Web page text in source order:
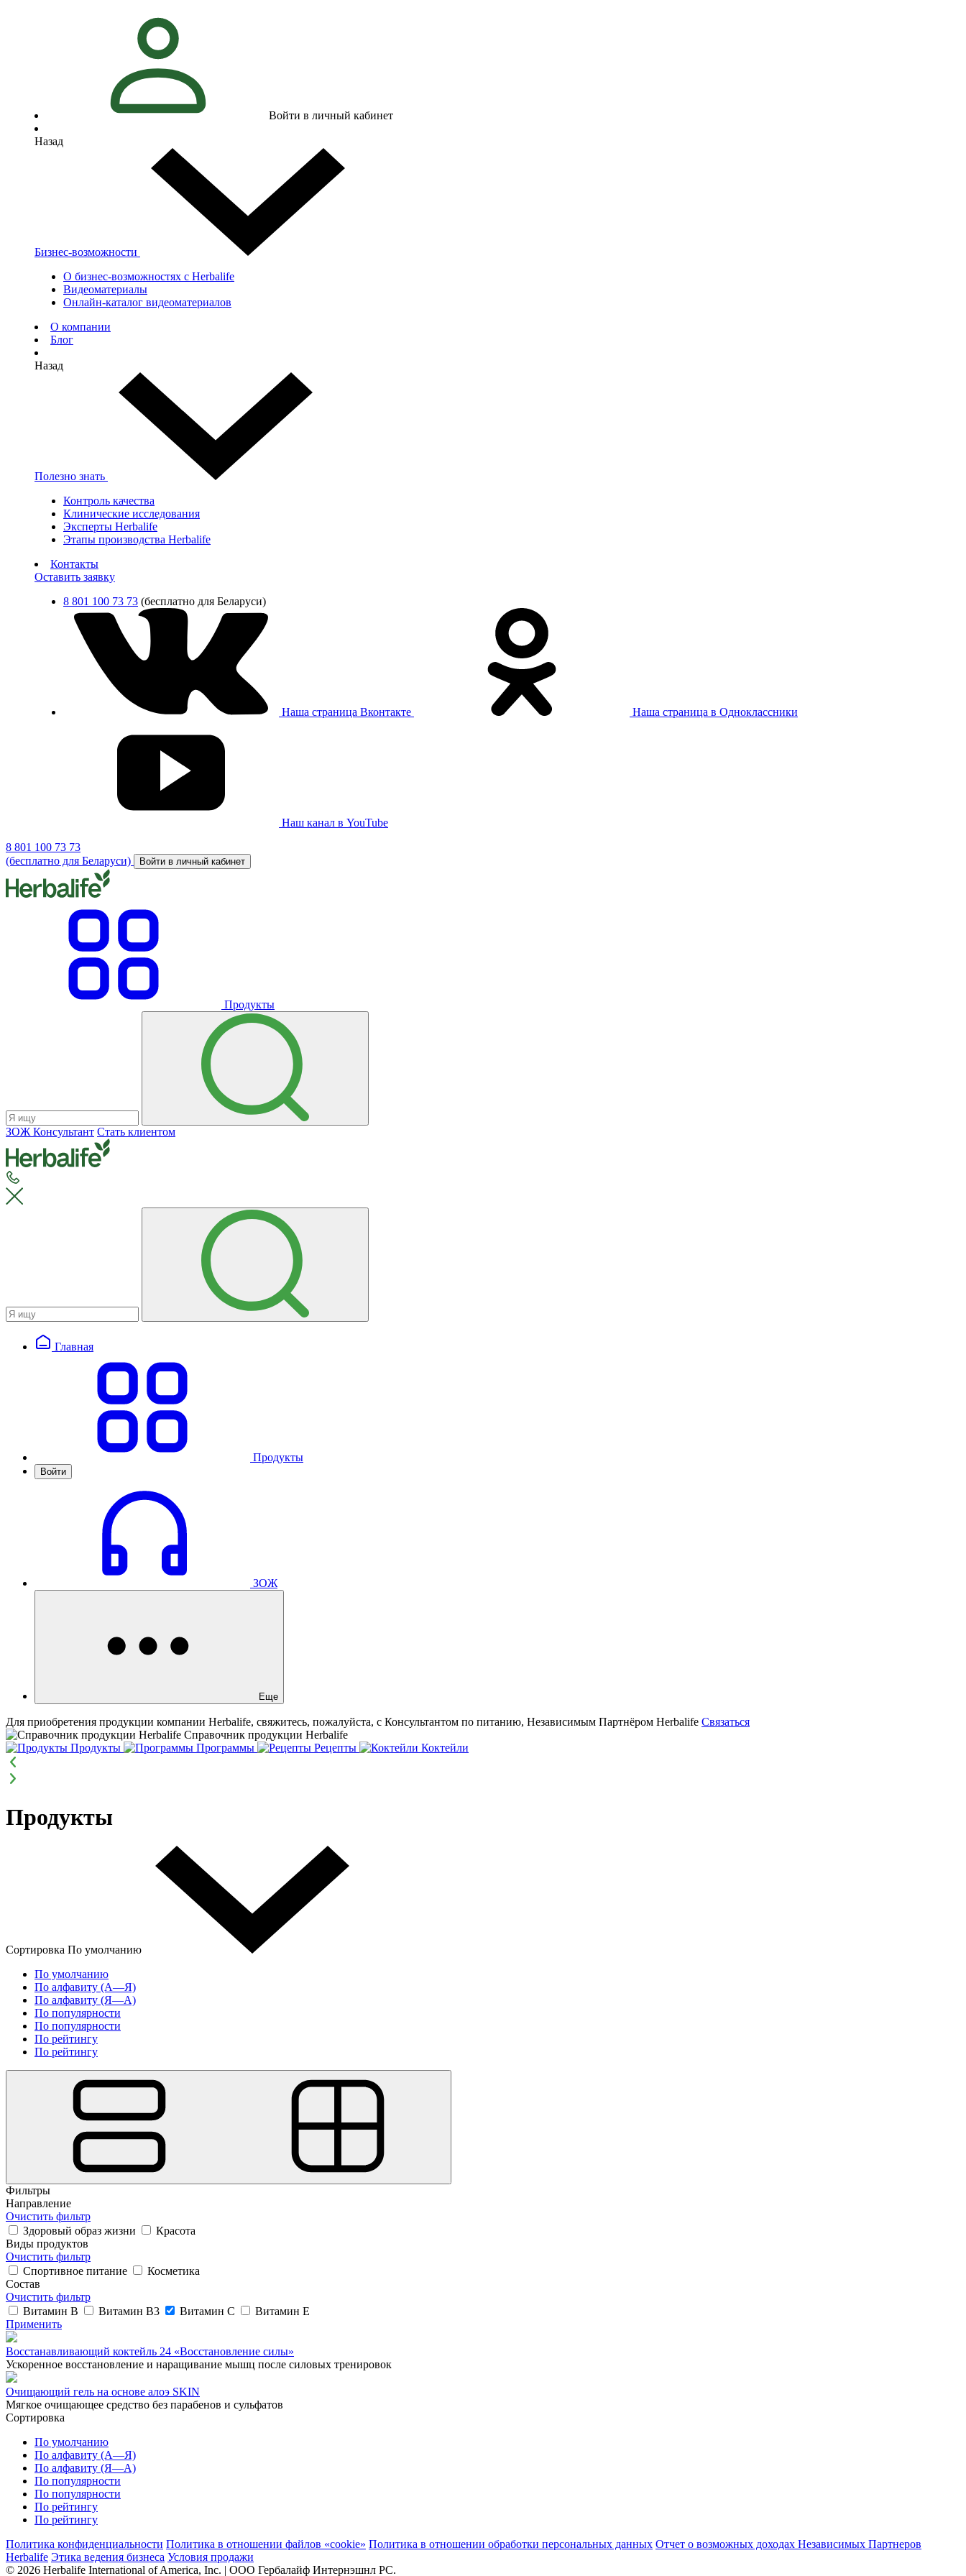
Войти в личный кабинет
Назад
Бизнес-возможности
О бизнес-возможностях с Herbalife
Видеоматериалы
Онлайн-каталог видеоматериалов
О компании
Блог
Назад
Полезно знать
Контроль качества
Клинические исследования
Эксперты Herbalife
Этапы производства Herbalife
Контакты
Оставить заявку
8 801 100 73 73 (бесплатно для Беларуси)
Наша страница Вконтакте Наша страница в Одноклассники
Наш канал в YouTube
8 801 100 73 73
(бесплатно для Беларуси)
Войти в личный кабинет
Продукты
ЗОЖ Консультант Стать клиентом
Главная
Продукты
Войти
ЗОЖ
Еще
Для приобретения продукции компании Herbalife, свяжитесь, пожалуйста, с Консультантом по питанию, Независимым Партнёром Herbalife Связаться
Справочник продукции Herbalife
Продукты
Программы Рецепты Коктейли
Продукты
Сортировка По умолчанию
По умолчанию
По алфавиту (А—Я)
По алфавиту (Я—А)
По популярности
По популярности
По рейтингу
По рейтингу
Фильтры
Направление
Очистить фильтр
Здоровый образ жизни
Красота
Виды продуктов
Очистить фильтр
Спортивное питание
Косметика
Состав
Очистить фильтр
Витамин B
Витамин B3 Витамин C
Витамин E
Применить
Восстанавливающий коктейль 24 «Восстановление силы»
Ускоренное восстановление и наращивание мышц после силовых тренировок
Очищающий гель на основе алоэ SKIN
Мягкое очищающее средство без парабенов и сульфатов
Сортировка
По умолчанию
По алфавиту (А—Я)
По алфавиту (Я—А)
По популярности
По популярности
По рейтингу
По рейтингу
Политика конфиденциальности Политика в отношении файлов «cookie» Политика в отношении обработки персональных данных Отчет о возможных доходах Независимых Партнеров
Herbalife Этика ведения бизнеса Условия продажи
© 2026 Herbalife International of America, Inc. | ООО Гербалайф Интернэшнл РС.